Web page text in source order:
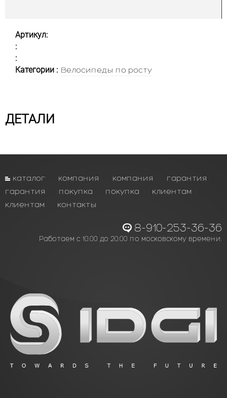
Артикул:
:
:
Категории : Велосипеды по росту
ДЕТАЛИ
каталог компания компания
гарантия
гарантия
покупка покупка
клиентам
клиентам
контакты
8-910-253-36-36
Работаем с 10.00 до 20.00 по московскому времени.